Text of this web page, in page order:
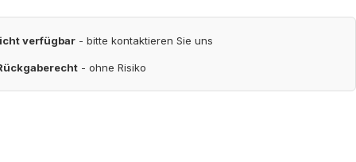
verfügbar - bitte kontaktieren Sie uns
- ohne Risiko